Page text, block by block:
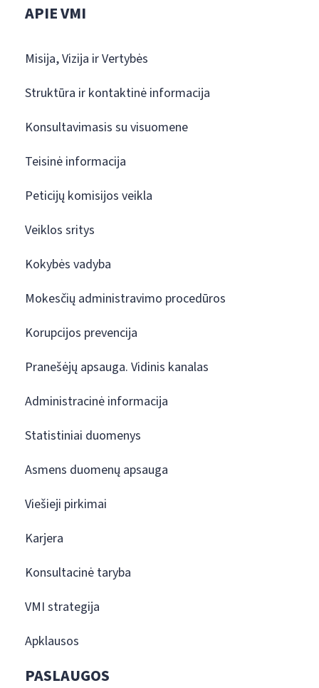
APIE VMI
Misija, Vizija ir Vertybės
Struktūra ir kontaktinė informacija
Konsultavimasis su visuomene
Teisinė informacija
Peticijų komisijos veikla
Veiklos sritys
Kokybės vadyba
Mokesčių administravimo procedūros
Korupcijos prevencija
Pranešėjų apsauga. Vidinis kanalas
Administracinė informacija
Statistiniai duomenys
Asmens duomenų apsauga
Viešieji pirkimai
Karjera
Konsultacinė taryba
VMI strategija
Apklausos
PASLAUGOS